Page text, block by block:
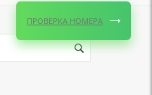
ПРОВЕРКА НОМЕРА